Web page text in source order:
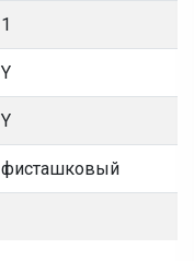
1
Y
Y
фисташковый